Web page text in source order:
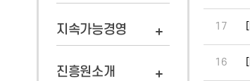
지속가능경영
진흥원소개
17
16